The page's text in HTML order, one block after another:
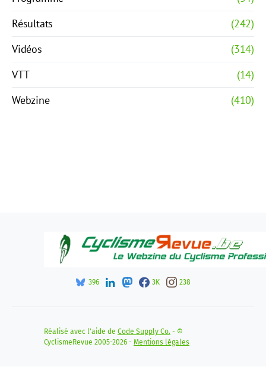
Résultats
(242)
Vidéos
(314)
VTT
(14)
Webzine
(410)
396 3K 238
Réalisé avec l'aide de Code Supply Co. - ©
CyclismeRevue 2005-2026 - Mentions légales